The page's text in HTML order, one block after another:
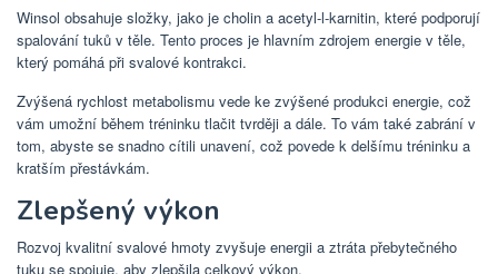
Winsol obsahuje složky, jako je cholin a acetyl-l-karnitin, které podporují
spalování tuků v těle. Tento proces je hlavním zdrojem energie v těle,
který pomáhá při svalové kontrakci.
Zvýšená rychlost metabolismu vede ke zvýšené produkci energie, což
vám umožní během tréninku tlačit tvrději a dále. To vám také zabrání v
tom, abyste se snadno cítili unavení, což povede k delšímu tréninku a
kratším přestávkám.
Zlepšený výkon
Rozvoj kvalitní svalové hmoty zvyšuje energii a ztráta přebytečného
tuku se spojuje, aby zlepšila celkový výkon.